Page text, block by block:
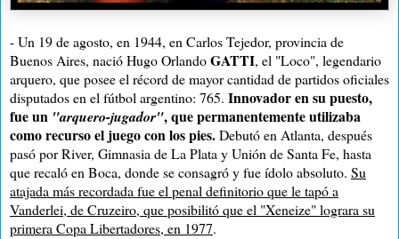
- Un 19 de agosto, en 1944, en Carlos Tejedor, provincia de
Buenos Aires, nació Hugo OrlandoGATTI, el "Loco", legendario
arquero, que posee el récord de mayor cantidad de partidos oficiales
disputados en el fútbol argentino: 765. Innovador en su puesto,
fue un "arquero-jugador", que permanentemente utilizaba
como recurso el juego con los pies.Debutó en Atlanta, después
pasó por River, Gimnasia de La Plata y Unión de Santa Fe, hasta
que recaló en Boca, donde se consagró y fue ídolo absoluto. Su
atajada más recordada fue el penal definitorio que le tapó a
Vanderlei, de Cruzeiro, que posibilitó que el "Xeneize" lograra su
primera Copa Libertadores, en 1977.